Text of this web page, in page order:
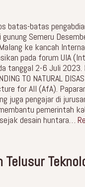
batas-batas
Semeru
ke kancah
pada forum UIA
tanggal 2-6 Juli
TO NATURAL
for All (AfA).
juga pengajar di
pemerintah
desain huntara…